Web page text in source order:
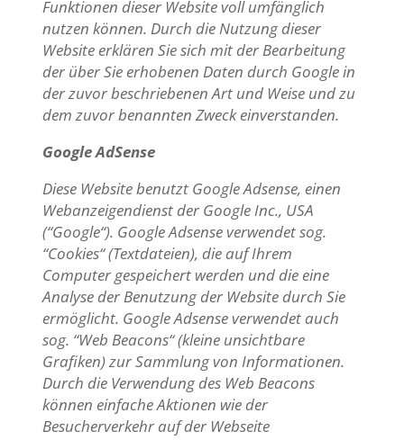
Funktionen dieser Website voll umfänglich
nutzen können. Durch die Nutzung dieser
Website erklären Sie sich mit der Bearbeitung
der über Sie erhobenen Daten durch Google in
der zuvor beschriebenen Art und Weise und zu
dem zuvor benannten Zweck einverstanden.
Google AdSense
Diese Website benutzt Google Adsense, einen
Webanzeigendienst der Google Inc., USA
(“Google“). Google Adsense verwendet sog.
“Cookies“ (Textdateien), die auf Ihrem
Computer gespeichert werden und die eine
Analyse der Benutzung der Website durch Sie
ermöglicht. Google Adsense verwendet auch
sog. “Web Beacons“ (kleine unsichtbare
Grafiken) zur Sammlung von Informationen.
Durch die Verwendung des Web Beacons
können einfache Aktionen wie der
Besucherverkehr auf der Webseite